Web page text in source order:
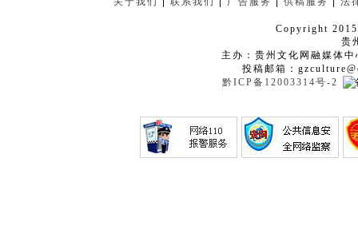
Copyright
贵
主办：贵州文化网融媒体
投稿邮箱：
黔ICP备12003314号-2